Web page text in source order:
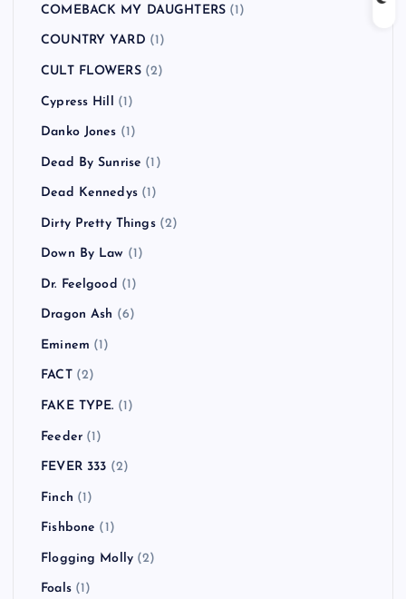
COMEBACK MY DAUGHTERS (1)
COUNTRY YARD (1)
CULT FLOWERS(2)
Cypress Hill (1)
Danko Jones (1)
Dead By Sunrise (1)
Dead Kennedys(1)
Dirty Pretty Things(2)
Down By Law (1)
Dr. Feelgood (1)
Dragon Ash (6)
Eminem (1)
FACT(2)
FAKE TYPE. (1)
Feeder(1)
FEVER 333 (2)
Finch (1)
Fishbone (1)
Flogging Molly (2)
Foals(1)